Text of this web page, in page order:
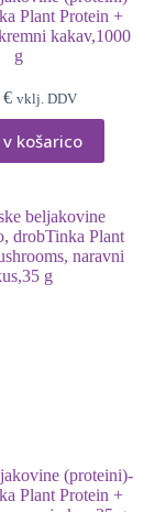
Plant Protein +
kakav,1000
g
€ vklj. DDV
v košarico
(proteini)-
Plant Protein +